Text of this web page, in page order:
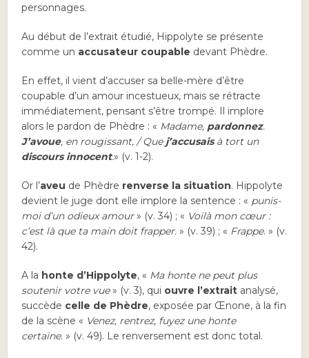
personnages.
Au début de l’extrait étudié, Hippolyte se présente
comme un accusateur coupable devant Phèdre.
En effet, il vient d’accuser sa belle-mère d’être
coupable d’un amour incestueux, mais se rétracte
immédiatement, pensant s’être trompé. Il implore
alors le pardon de Phèdre : « Madame, pardonnez.
J’avoue, en rougissant, / Que j’accusaisà tort un
discours innocent.» (v. 1-2).
Or l’aveu de Phèdre renverse la situation. Hippolyte
devient le juge dont elle implore la sentence : « punis-
moi d’un odieux amour» (v. 34) ; « Voilà mon cœur :
c’est là que ta main doit frapper. » (v. 39) ; « Frappe. » (v.
42).
A la honte d’Hippolyte, « Ma honte ne peut plus
soutenir votre vue» (v. 3), qui ouvre l’extrait analysé,
succède celle de Phèdre, exposée par Œnone, à la fin
de la scène « Venez, rentrez, fuyez une honte
certaine. » (v. 49). Le renversement est donc total.